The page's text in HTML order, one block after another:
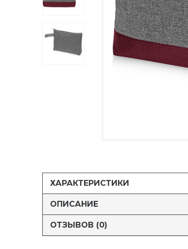
ХАРАКТЕРИСТИКИ
ОПИСАНИЕ
ОТЗЫВОВ (0)